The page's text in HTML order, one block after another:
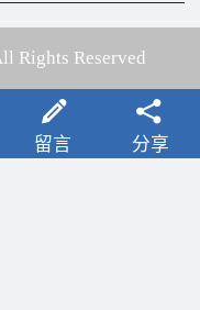
Rights Reserved
留言 分享